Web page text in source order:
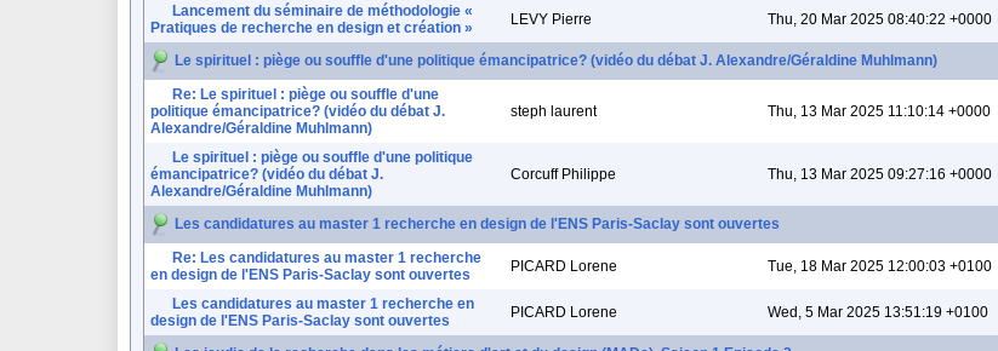
Lancement du séminaire de méthodologie «
Pratiques de recherche en design et création »
LEVY Pierre Thu, 20 Mar 2025 08:40:22 +0000
Le spirituel : piège ou souffle d'une politique émancipatrice? (vidéo du débat J. Alexandre/Géraldine Muhlmann)
Re: Le spirituel : piège ou souffle d'une
politique émancipatrice? (vidéo du débat J.
Alexandre/Géraldine Muhlmann)
steph laurent Thu, 13 Mar 2025 11:10:14 +0000
Le spirituel : piège ou souffle d'une politique
émancipatrice? (vidéo du débat J.
Alexandre/Géraldine Muhlmann)
Corcuff Philippe Thu, 13 Mar 2025 09:27:16 +0000
Les candidatures au master 1 recherche en design de l'ENS Paris-Saclay sont ouvertes
Re: Les candidatures au master 1 recherche
en design de l'ENS Paris-Saclay sont ouvertes
PICARD Lorene Tue, 18 Mar 2025 12:00:03 +0100
Les candidatures au master 1 recherche en
design de l'ENS Paris-Saclay sont ouvertes
PICARD Lorene Wed, 5 Mar 2025 13:51:19 +0100